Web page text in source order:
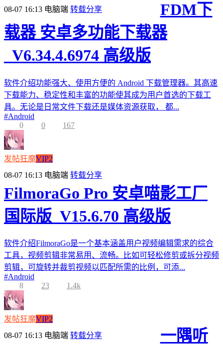
08-07 16:13 电脑端 转载分享
FDM下
载器 安卓多功能下载器
_V6.34.4.6974 高级版
软件介绍功能强大、使用方便的 Android 下载管理器。其高速
下载能力、稳定性和丰富的功能使其成为用户首选的下载工
具。无论是日常文件下载还是媒体资源获取， 都...
#Android
0
0 167
发帖狂魔VIP2
08-07 16:13 电脑端 转载分享
FilmoraGo Pro 安卓喵影工厂
国际版_V15.6.70 高级版
软件介绍FilmoraGo是一个基本涵盖用户视频编辑需求的综合
工具，视频剪辑非常易用、流畅。比如可轻松修剪或拆分视频
剪辑，可旋转并裁剪视频以匹配所需的比例，可添...
#Android
8
23 1.4k
发帖狂魔VIP2
08-07 16:13 电脑端 转载分享
一隅听